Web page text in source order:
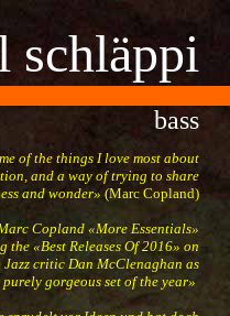
schläppi
bass
of the things I love most about
and a way of trying to share
and wonder» (Marc Copland)
Copland «More Essentials»
the «Best Releases Of 2016» on
Jazz critic Dan McClenaghan as
gorgeous set of the year»